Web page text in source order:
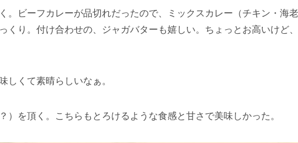
。ビーフカレーが品切れだったので、ミックスカレー（チキン・海
くり。付け合わせの、ジャガバターも嬉しい。ちょっとお高いけど
しくて素晴らしいなぁ。
を頂く。こちらもとろけるような食感と甘さで美味しかった。